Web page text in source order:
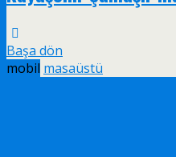
Başa dön
mobil masaüstü